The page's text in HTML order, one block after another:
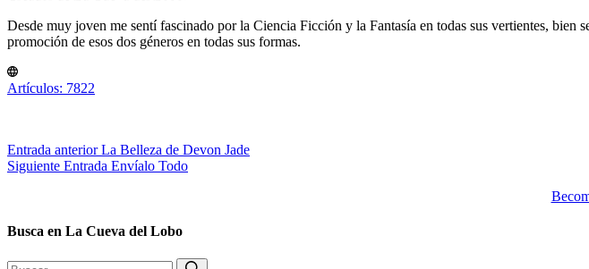
Desde muy joven me sentí fascinado por la Ciencia Ficción y la Fantasía en todas sus vertientes,
promoción de esos dos géneros en todas sus formas.
Artículos: 7822
Entrada anteriorLa Belleza de Devon Jade
Siguiente Entrada Envíalo Todo
Busca en La Cueva del Lobo